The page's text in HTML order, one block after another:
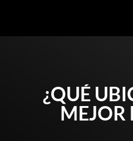
¿QUÉ
MEJOR